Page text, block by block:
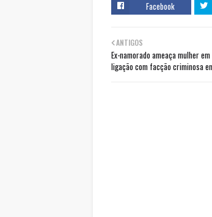
Facebook
ANTIGOS
Ex-namorado ameaça mulher
ligação com facção criminosa